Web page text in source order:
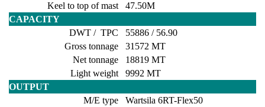
Keel to top of mast
47.50M
CAPACITY
DWT / TPC
55886 / 56.90
Gross tonnage
31572 MT
Net tonnage
18819 MT
Light weight
9992 MT
OUTPUT
M/E type
Wartsila 6RT-Flex50